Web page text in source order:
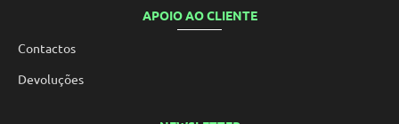
APOIO AO CLIENTE
Contactos
Devoluções